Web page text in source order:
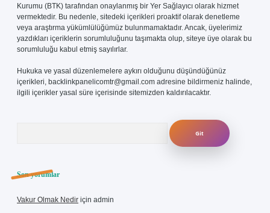
Kurumu (BTK) tarafından onaylanmış bir Yer Sağlayıcı olarak hizmet
vermektedir. Bu nedenle, sitedeki içerikleri proaktif olarak denetleme
veya araştırma yükümlülüğümüz bulunmamaktadır. Ancak, üyelerimiz
yazdıkları içeriklerin sorumluluğunu taşımakta olup, siteye üye olarak bu
sorumluluğu kabul etmiş sayılırlar.
Hukuka ve yasal düzenlemelere aykırı olduğunu düşündüğünüz
içerikleri, backlinkpanelicomtr@gmail.com adresine bildirmeniz halinde,
ilgili içerikler yasal süre içerisinde sitemizden kaldırılacaktır.
Son yorumlar
Vakur Olmak Nedir için admin